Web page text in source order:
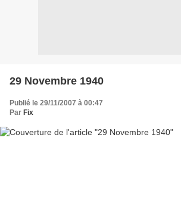
29 Novembre 1940
Publié le 29/11/2007 à 00:47
Par Fix